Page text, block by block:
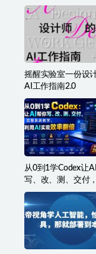
办公自动化・AI作
能拓展全流程入门
摇醒实验室一份设
AI工作指南2.0
从0到1学Codex让
写、改、测、交付
系统教学，利用AI
率翻倍